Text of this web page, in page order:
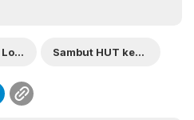
Steril Kucing Lokal Gratis Sambut HUT ke-499